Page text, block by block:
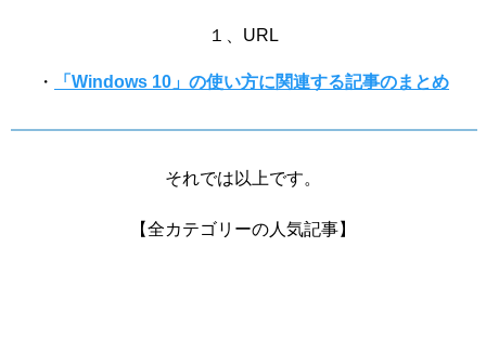
１、URL
・ 「Windows 10」の使い方に関連する記事のまとめ
それでは以上です。
【全カテゴリーの人気記事】